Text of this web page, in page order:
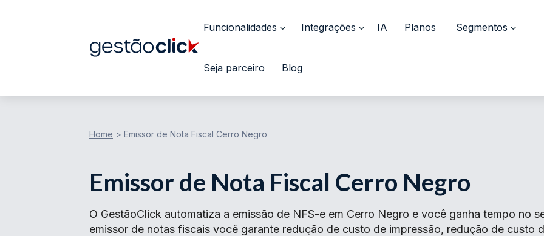
Funcionalidades Integrações IA Planos Segmentos
Seja parceiro Blog
Home > Emissor de Nota Fiscal Cerro Negro
Emissor de Nota Fiscal Cerro Negro
O GestãoClick automatiza a emissão de NFS-e em Cerro Negro e você ganha tempo no
emissor de notas fiscais você garante redução de custo de impressão, redução de custo